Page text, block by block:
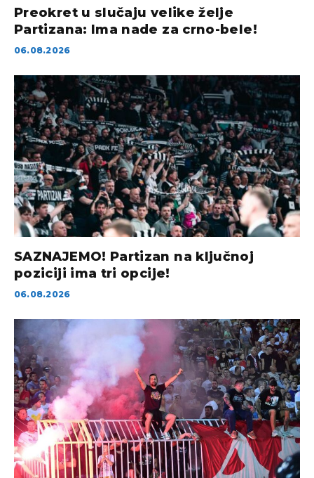
Preokret u slučaju velike želje
Partizana: Ima nade za crno-bele!
06.08.2026
SAZNAJEMO! Partizan na ključnoj
poziciji ima tri opcije!
06.08.2026